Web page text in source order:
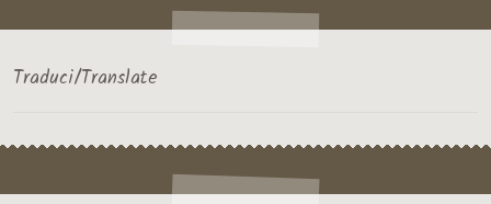
Traduci/Translate